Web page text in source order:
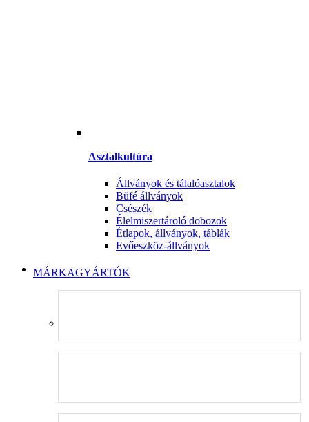
Asztalkultúra
Állványok és tálalóasztalok
Büfé állványok
Csészék
Élelmiszertároló dobozok
Étlapok, állványok, táblák
Evőeszköz-állványok
MÁRKAGYÁRTÓK